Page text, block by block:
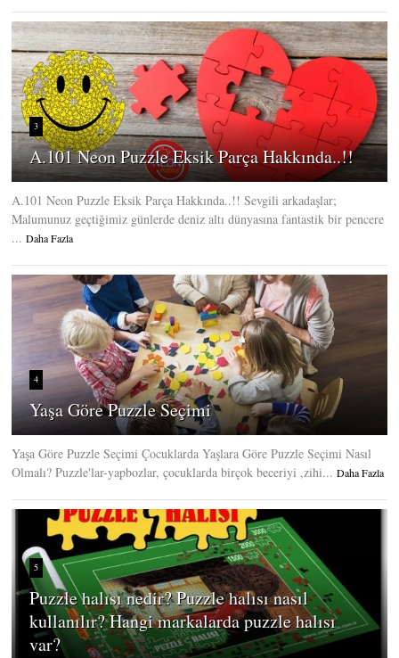
3
A.101 Neon Puzzle Eksik Parça Hakkında..!!
A.101 Neon Puzzle Eksik Parça Hakkında..!! Sevgili arkadaşlar;
Malumunuz geçtiğimiz günlerde deniz altı dünyasına fantastik bir pencere
... Daha Fazla
4
Yaşa Göre Puzzle Seçimi
Yaşa Göre Puzzle Seçimi Çocuklarda Yaşlara Göre Puzzle Seçimi Nasıl
Olmalı? Puzzle'lar-yapbozlar, çocuklarda birçok beceriyi ,zihi... Daha Fazla
5
Puzzle halısı nedir? Puzzle halısı nasıl
kullanılır? Hangi markalarda puzzle halısı
var?